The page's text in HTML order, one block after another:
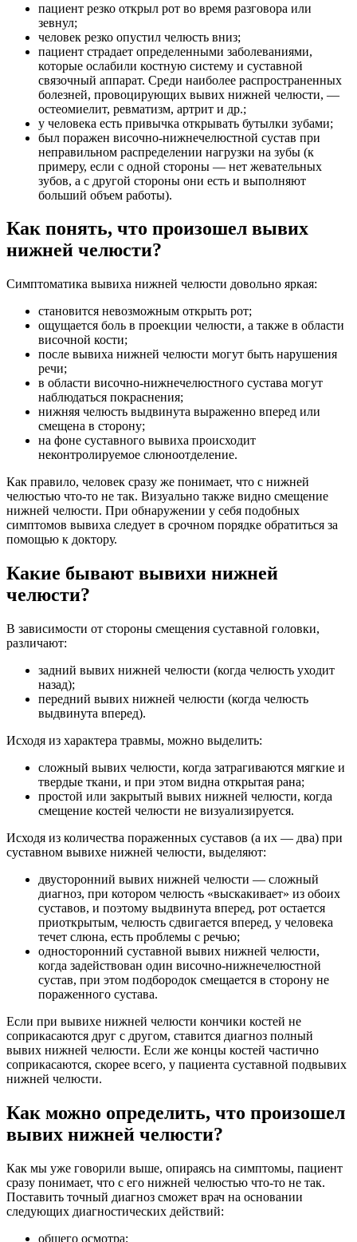
пациент резко открыл рот во время разговора или
зевнул;
человек резко опустил челюсть вниз;
пациент страдает определенными заболеваниями,
которые ослабили костную систему и суставной
связочный аппарат. Среди наиболее распространенных
болезней, провоцирующих вывих нижней челюсти, —
остеомиелит, ревматизм, артрит и др.;
у человека есть привычка открывать бутылки зубами;
был поражен височно-нижнечелюстной сустав при
неправильном распределении нагрузки на зубы (к
примеру, если с одной стороны — нет жевательных
зубов, а с другой стороны они есть и выполняют
больший объем работы).
Как понять, что произошел вывих
нижней челюсти?
Симптоматика вывиха нижней челюсти довольно яркая:
становится невозможным открыть рот;
ощущается боль в проекции челюсти, а также в области
височной кости;
после вывиха нижней челюсти могут быть нарушения
речи;
в области височно-нижнечелюстного сустава могут
наблюдаться покраснения;
нижняя челюсть выдвинута выраженно вперед или
смещена в сторону;
на фоне суставного вывиха происходит
неконтролируемое слюноотделение.
Как правило, человек сразу же понимает, что с нижней
челюстью что-то не так. Визуально также видно смещение
нижней челюсти. При обнаружении у себя подобных
симптомов вывиха следует в срочном порядке обратиться за
помощью к доктору.
Какие бывают вывихи нижней
челюсти?
В зависимости от стороны смещения суставной головки,
различают:
задний вывих нижней челюсти (когда челюсть уходит
назад);
передний вывих нижней челюсти (когда челюсть
выдвинута вперед).
Исходя из характера травмы, можно выделить:
сложный вывих челюсти, когда затрагиваются мягкие и
твердые ткани, и при этом видна открытая рана;
простой или закрытый вывих нижней челюсти, когда
смещение костей челюсти не визуализируется.
Исходя из количества пораженных суставов (а их — два) при
суставном вывихе нижней челюсти, выделяют:
двусторонний вывих нижней челюсти — сложный
диагноз, при котором челюсть «выскакивает» из обоих
суставов, и поэтому выдвинута вперед, рот остается
приоткрытым, челюсть сдвигается вперед, у человека
течет слюна, есть проблемы с речью;
односторонний суставной вывих нижней челюсти,
когда задействован один височно-нижнечелюстной
сустав, при этом подбородок смещается в сторону не
пораженного сустава.
Если при вывихе нижней челюсти кончики костей не
соприкасаются друг с другом, ставится диагноз полный
вывих нижней челюсти. Если же концы костей частично
соприкасаются, скорее всего, у пациента суставной подвывих
нижней челюсти.
Как можно определить, что произошел
вывих нижней челюсти?
Как мы уже говорили выше, опираясь на симптомы, пациент
сразу понимает, что с его нижней челюстью что-то не так.
Поставить точный диагноз сможет врач на основании
следующих диагностических действий:
общего осмотра;